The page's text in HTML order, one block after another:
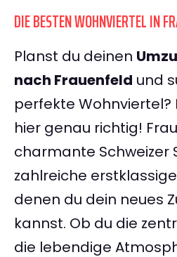
DIE BESTEN WOHNVIERTEL IN
Planst du deinen
nach Frauenfeld und
perfekte Wohnviertel?
hier genau richtig!
charmante Schweizer
zahlreiche
denen du dein neues
kannst. Ob du die
die lebendige